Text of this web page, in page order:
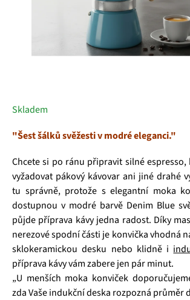
Skladem
"Šest šálků svěžesti v modré eleganci."
Chcete si po ránu připravit silné
vyžadovat pákový kávovar ani jiné drahé
tu správně, protože s elegantní moka
dostupnou v modré barvě Denim Blue
půjde příprava kávy jedna radost. Díky
nerezové spodní části je konvička vhodná
sklokeramickou desku nebo klidně i
příprava kávy vám zabere jen pár minut.
„U menších moka konviček
zda Vaše indukční deska rozpozná průměr